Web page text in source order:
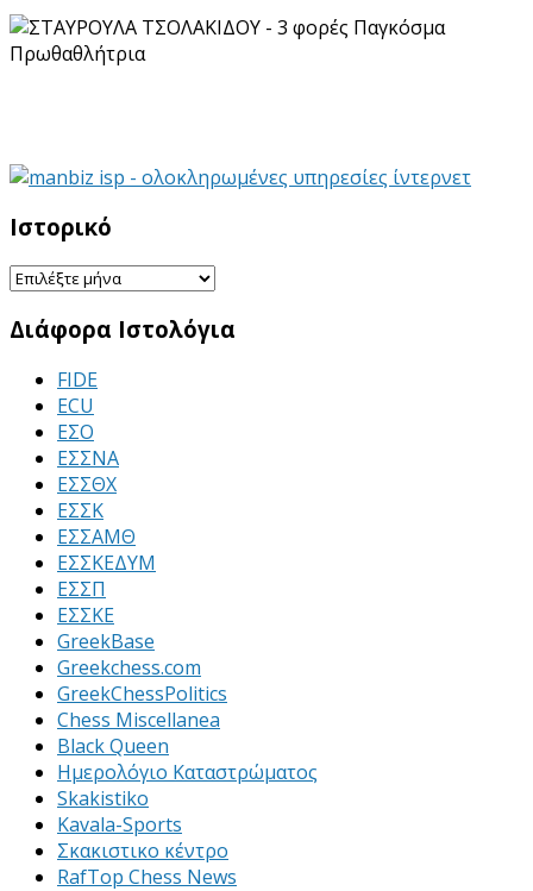
Ιστορικό
Ιστορικό
Διάφορα Ιστολόγια
FIDE
ECU
ΕΣΟ
ΕΣΣΝΑ
ΕΣΣΘΧ
ΕΣΣΚ
ΕΣΣΑΜΘ
ΕΣΣΚΕΔΥΜ
ΕΣΣΠ
ΕΣΣΚΕ
GreekBase
Greekchess.com
GreekChessPolitics
Chess Miscellanea
Black Queen
Ημερολόγιο Καταστρώματος
Skakistiko
Kavala-Sports
Σκακιστικο κέντρο
RafTop Chess News